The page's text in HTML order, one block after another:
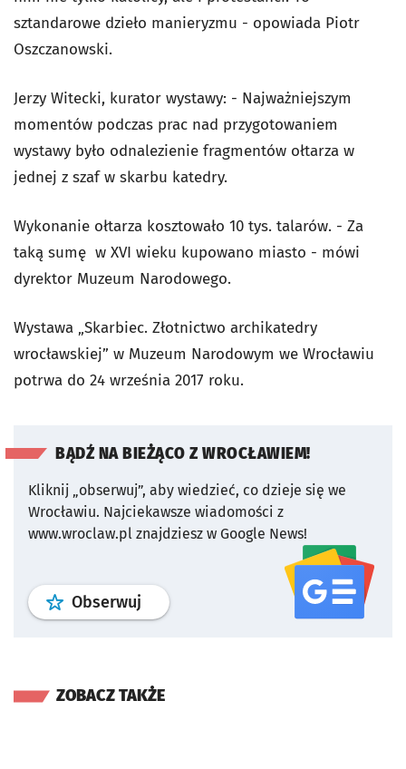
sztandarowe dzieło manieryzmu - opowiada Piotr
Oszczanowski.
Jerzy Witecki, kurator wystawy: - Najważniejszym
momentów podczas prac nad przygotowaniem
wystawy było odnalezienie fragmentów ołtarza w
jednej z szaf w skarbu katedry.
Wykonanie ołtarza kosztowało 10 tys. talarów. - Za
taką sumę w XVI wieku kupowano miasto - mówi
dyrektor Muzeum Narodowego.
Wystawa „Skarbiec. Złotnictwo archikatedry
wrocławskiej” w Muzeum Narodowym we Wrocławiu
potrwa do 24 września 2017 roku.
BĄDŹ NA BIEŻĄCO Z WROCŁAWIEM!
Kliknij „obserwuj”, aby wiedzieć, co dzieje się we
Wrocławiu. Najciekawsze wiadomości z
www.wroclaw.pl znajdziesz w Google News!
Obserwuj profil serwisu
ZOBACZ TAKŻE